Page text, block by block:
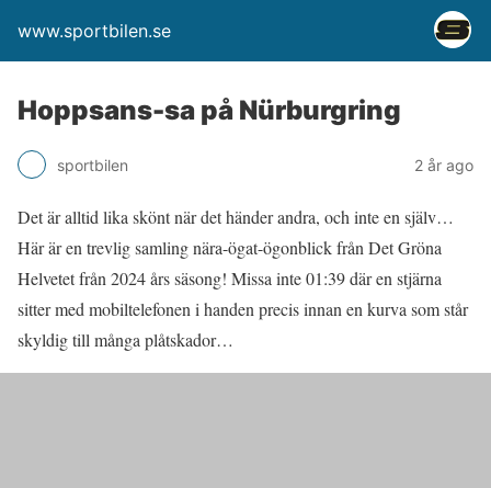
www.sportbilen.se
Hoppsans-sa på Nürburgring
sportbilen 2 år ago
Det är alltid lika skönt när det händer andra, och inte en själv…
Här är en trevlig samling nära-ögat-ögonblick från Det Gröna
Helvetet från 2024 års säsong! Missa inte 01:39 där en stjärna
sitter med mobiltelefonen i handen precis innan en kurva som står
skyldig till många plåtskador…